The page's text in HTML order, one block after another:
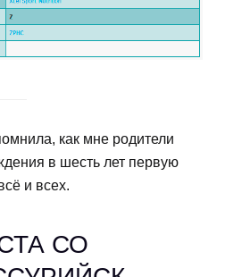
как мне родители
в шесть лет первую
и всех.
СО